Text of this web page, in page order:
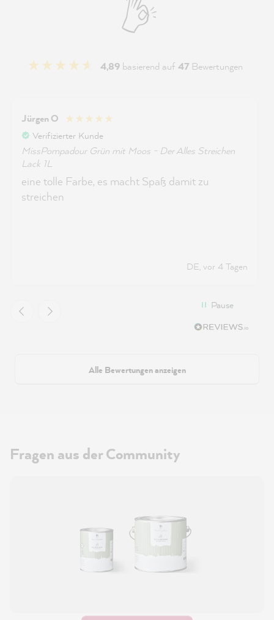
4,89 basierend auf 47 Bewertungen
Jürgen O
Verifizierter Kunde
MissPompadour Grün mit Moos - Der Alles Streichen
Lack 1L
eine tolle Farbe, es macht Spaß damit zu
streichen
DE, vor 4 Tagen
Pause
Alle Bewertungen anzeigen
Fragen aus der Community